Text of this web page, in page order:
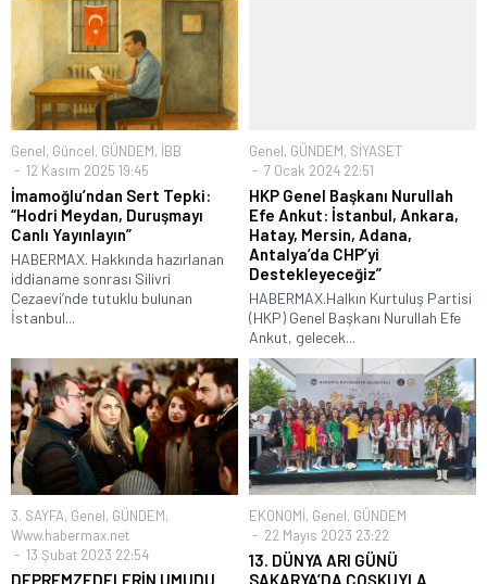
Genel, Güncel, GÜNDEM, İBB
12 Kasım 2025 19:45
İmamoğlu’ndan Sert Tepki:
“Hodri Meydan, Duruşmayı
Canlı Yayınlayın”
HABERMAX. Hakkında hazırlanan
iddianame sonrası Silivri
Cezaevi’nde tutuklu bulunan
İstanbul...
Genel, GÜNDEM, SİYASET
7 Ocak 2024 22:51
HKP Genel Başkanı Nurullah
Efe Ankut: İstanbul, Ankara,
Hatay, Mersin, Adana,
Antalya’da CHP’yi
Destekleyeceğiz”
HABERMAX.Halkın Kurtuluş Partisi
(HKP) Genel Başkanı Nurullah Efe
Ankut, gelecek...
3. SAYFA, Genel, GÜNDEM,
Www.habermax.net
13 Şubat 2023 22:54
DEPREMZEDELERİN UMUDU
EKONOMİ, Genel, GÜNDEM
22 Mayıs 2023 23:22
13. DÜNYA ARI GÜNÜ
SAKARYA’DA COŞKUYLA